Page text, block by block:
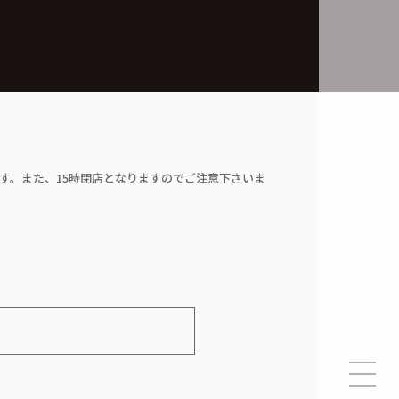
また、15時閉店となりますのでご注意下さいま